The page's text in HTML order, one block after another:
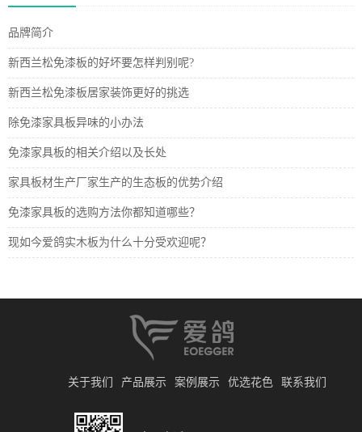
品牌简介
新西兰松免漆板的好坏要怎样判别呢?
新西兰松免漆板居家装饰更好的挑选
除免漆家具板异味的小办法
免漆家具板的相关介绍以及长处
家具板材生产厂家生产的生态板的优势介绍
免漆家具板的选购方法你都知道哪些？
现如今爱鸽实木板为什么十分受欢迎呢？
关于我们 产品展示 案例展示 优选花色 联系我们